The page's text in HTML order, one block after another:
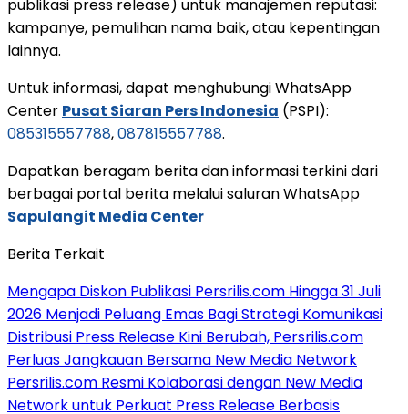
publikasi press release) untuk manajemen reputasi:
kampanye, pemulihan nama baik, atau kepentingan
lainnya.
Untuk informasi, dapat menghubungi WhatsApp
Center Pusat Siaran Pers Indonesia (PSPI):
085315557788,087815557788.
Dapatkan beragam berita dan informasi terkini dari
berbagai portal berita melalui saluran WhatsApp
Sapulangit Media Center
Berita Terkait
Mengapa Diskon Publikasi Persrilis.com Hingga 31 Juli
2026 Menjadi Peluang Emas Bagi Strategi Komunikasi
Distribusi Press Release Kini Berubah, Persrilis.com
Perluas Jangkauan Bersama New Media Network
Persrilis.com Resmi Kolaborasi dengan New Media
Network untuk Perkuat Press Release Berbasis